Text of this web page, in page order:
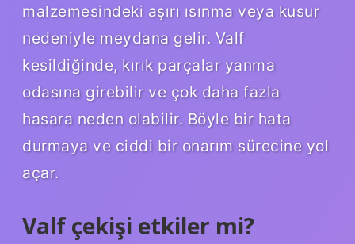
malzemesindeki aşırı ısınma veya kusur
nedeniyle meydana gelir. Valf
kesildiğinde, kırık parçalar yanma
odasına girebilir ve çok daha fazla
hasara neden olabilir. Böyle bir hata
durmaya ve ciddi bir onarım sürecine yol
açar.
Valf çekişi etkiler mi?